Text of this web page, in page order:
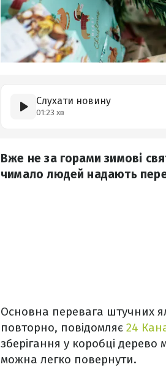
Слухати новину
01:23 хв
Вже не за горами зимові
чимало людей надають
Основна перевага штучних
повторно, повідомляє 24
зберігання у коробці
можна легко повернути.